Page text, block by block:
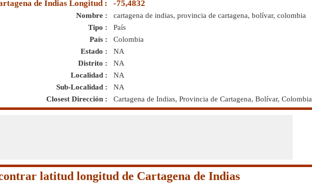
de Indias Longitud :
-75,4832
Nombre :
cartagena de indias, provincia de cartagena, bolívar, colombia
Tipo :
País
País :
Colombia
Estado :
NA
Distrito :
NA
Localidad :
NA
Sub-Localidad :
NA
Closest Dirección :
Cartagena de Indias, Provincia de Cartagena, Bolívar, Colombia
latitud longitud de Cartagena de Indias